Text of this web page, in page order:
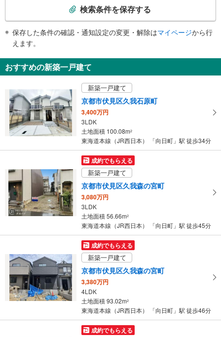
知
を
け
取
る
・
条
マ
イ
ペ
ー
ジ
保
す
る
検索条件を保存する
保存した条件の確認・通知設定の変更・解除はマイページから行
えます。
おすすめの新築一戸建て
新築一戸建て
京都市伏見区久我石原町
3,400万円
3LDK
土地面積 100.08m2
東海道本線（JR西日本） 「向日町」駅 徒歩34分
成約でもらえる
新築一戸建て
京都市伏見区久我森の宮町
3,080万円
3LDK
土地面積 56.66m2
東海道本線（JR西日本） 「向日町」駅 徒歩45分
成約でもらえる
新築一戸建て
京都市伏見区久我森の宮町
3,380万円
4LDK
土地面積 93.02m2
東海道本線（JR西日本） 「向日町」駅 徒歩46分
成約でもらえる